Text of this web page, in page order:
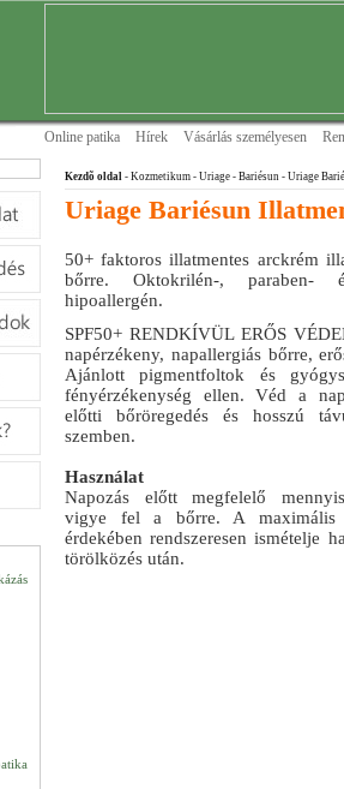
Online patika Hírek Vásárlás személyesen
Kezdõ oldal - Kozmetikum - Uriage - Bariésun - Uriage
Uriage Bariésun
50+ faktoros illatmentes arckrém
bőrre. Oktokrilén-, paraben-
hipoallergén.
SPF50+ RENDKÍVÜL ERŐS
napérzékeny, napallergiás bőrre,
Ajánlott pigmentfoltok és
fényérzékenység ellen. Véd a
előtti bőröregedés és hosszú
szemben.
Használat
Napozás előtt megfelelő
vigye fel a bőrre. A maximális
érdekében rendszeresen ismételje
törölközés után.